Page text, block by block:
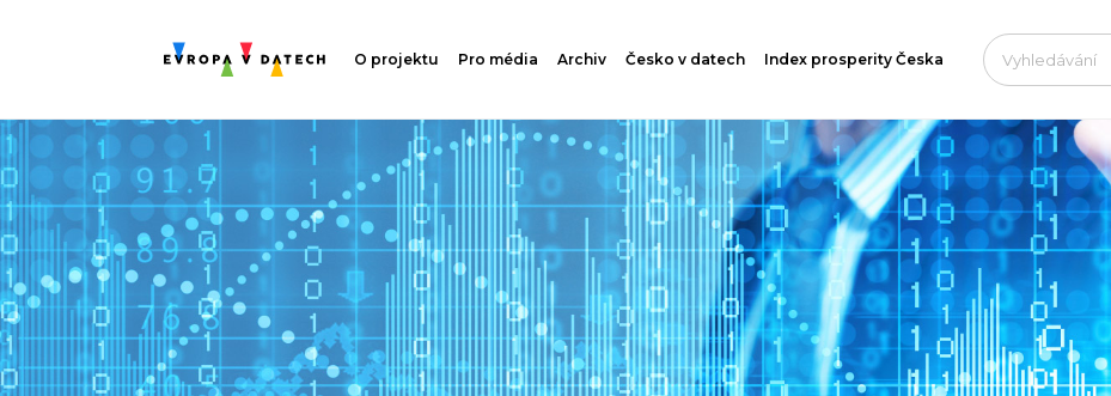
O projektu Pro média Archiv Česko v datech Index prosperity Česka